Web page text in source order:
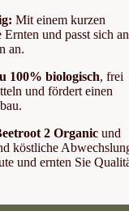
Mit einem kurzen
und passt sich an
an.
100% biologisch, frei
und fördert einen
2 Organic und
köstliche
und ernten Sie